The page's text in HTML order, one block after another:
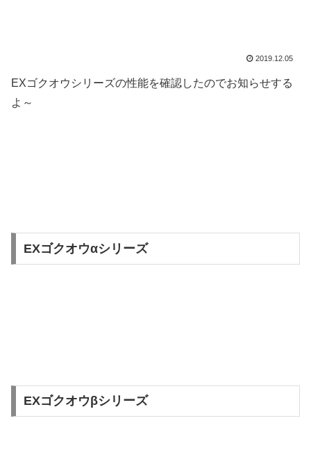
2019.12.05
EXゴクオウシリーズの性能を確認したのでお知らせする
よ～
EXゴクオウαシリーズ
EXゴクオウβシリーズ